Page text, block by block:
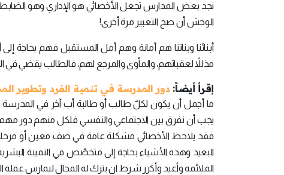
نجد بعض المدارس تجعل الأخصائي هو الإداري وهو الضابط
الوحش أن صح التعبير مرة أخرى!
أبنائنا وبناتنا هم أمانة وهم أمل المستقبل فهم
مذللاً لعقباتهم، والمأوى والمرجع لهم، فالطالب يقضي في
إقرأ أيضاً:دور المدرسة في تنمية الفرد وتطوير
ما أجمل أن يكون لكلّ طالب أو طالبة أب آخر في المدرسة
يجب أن نفرق بين الاجتماعي والنفسي فلكل منهم دور
فقد يلاحظ الأخصائي مشكلة عامة في صف معين أو
البعيد وهذه الأشياء بحاجة إلى متخصّص في التمينة
الملائمه وأعيد وأكرر شرط ان يترك له المجال ليمارس